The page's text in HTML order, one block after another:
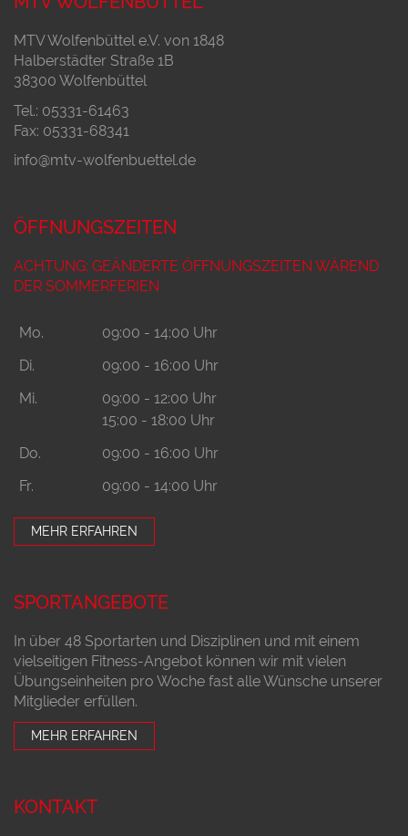
MTV Wolfenbüttel e.V. von 1848
Halberstädter Straße 1B
38300 Wolfenbüttel
Tel.: 05331-61463
Fax: 05331-68341
info@mtv-wolfenbuettel.de
ÖFFNUNGSZEITEN
ACHTUNG: GEÄNDERTE ÖFFNUNGSZEITEN WÄREND
DER SOMMERFERIEN
Mo.
09:00 - 14:00 Uhr
Di.
09:00 - 16:00 Uhr
Mi.
09:00 - 12:00 Uhr
15:00 - 18:00 Uhr
Do.
09:00 - 16:00 Uhr
Fr.
09:00 - 14:00 Uhr
MEHR ERFAHREN
SPORTANGEBOTE
In über 48 Sportarten und Disziplinen und mit einem
vielseitigen Fitness-Angebot können wir mit vielen
Übungseinheiten pro Woche fast alle Wünsche unserer
Mitglieder erfüllen.
MEHR ERFAHREN
KONTAKT